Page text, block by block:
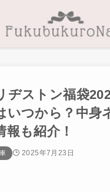
ヂストン福袋
いつから？中身
報も紹介！
2025年7月23日